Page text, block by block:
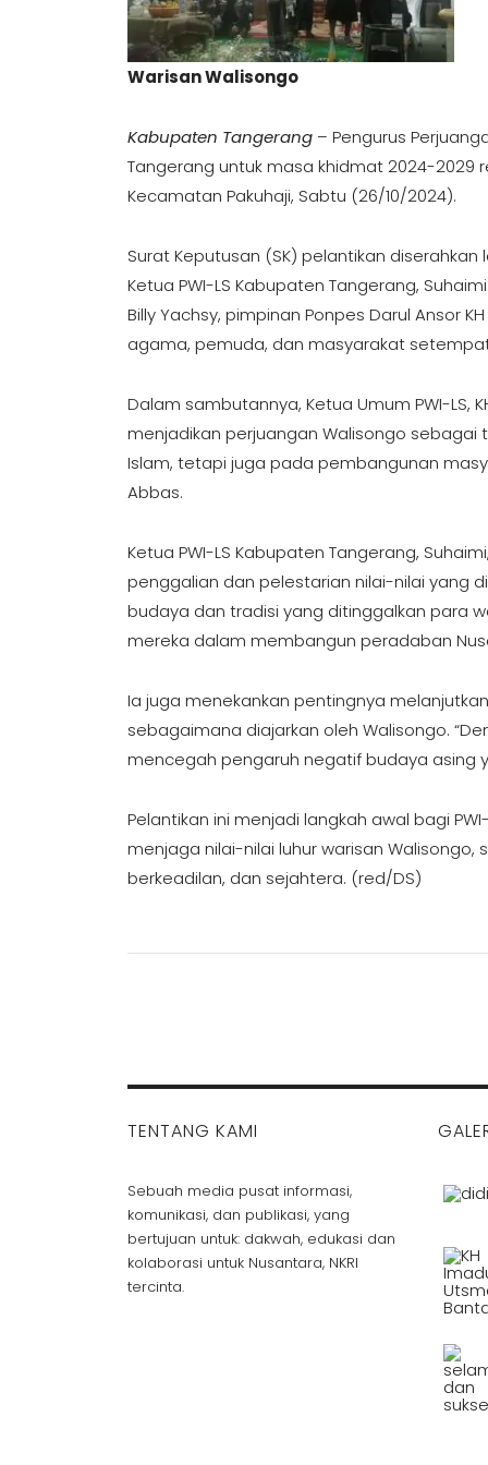
Warisan Walisongo
Kabupaten Tangerang – Pengurus
Tangerang untuk masa khidmat 2024-2029
Kecamatan Pakuhaji, Sabtu (26/10/2024).
Surat Keputusan (SK) pelantikan diserahkan
Ketua PWI-LS Kabupaten Tangerang,
Billy Yachsy, pimpinan Ponpes Darul Ansor
agama, pemuda, dan masyarakat
Dalam sambutannya, Ketua Umum PWI-LS,
menjadikan perjuangan Walisongo
Islam, tetapi juga pada pembangunan
Abbas.
Ketua PWI-LS Kabupaten Tangerang,
penggalian dan pelestarian nilai-nilai yang
budaya dan tradisi yang ditinggalkan para
mereka dalam membangun peradaban
Ia juga menekankan pentingnya
sebagaimana diajarkan oleh Walisongo.
mencegah pengaruh negatif budaya asing
Pelantikan ini menjadi langkah awal bagi
menjaga nilai-nilai luhur warisan
berkeadilan, dan sejahtera. (red/DS)
TENTANG KAMI
Sebuah media pusat informasi,
komunikasi, dan publikasi, yang
bertujuan untuk: dakwah, edukasi dan
kolaborasi untuk Nusantara, NKRI
tercinta.